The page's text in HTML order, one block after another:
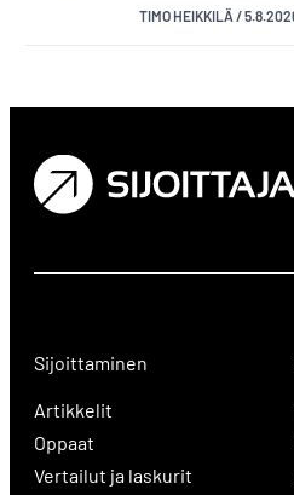
TIMO HEIKKILÄ /
Sijoittaminen
Artikkelit
Oppaat
Vertailut ja laskurit